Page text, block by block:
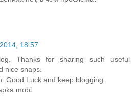
18:57
Thanks for sharing such useful
nice snaps.
Luck and keep blogging.